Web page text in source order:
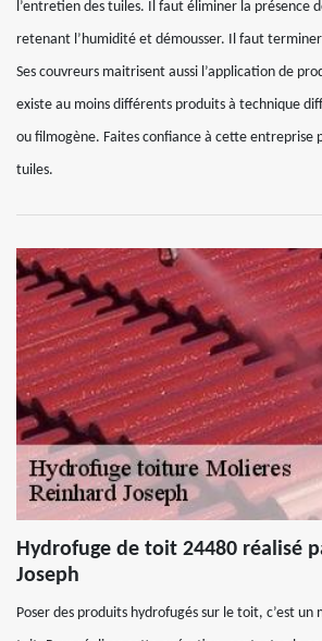
l’entretien des tuiles. Il faut éliminer la présence
retenant l’humidité et démousser. Il faut
Ses couvreurs maitrisent aussi l’application de
existe au moins différents produits à technique
ou filmogène. Faites confiance à cette entreprise
tuiles.
Hydrofuge de toit 24480 réalisé
Joseph
Poser des produits hydrofugés sur le toit, c’est